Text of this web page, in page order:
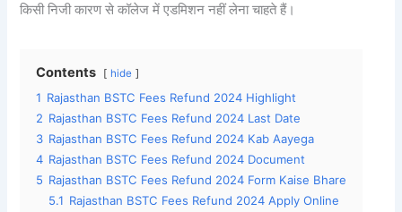
किसी निजी कारण से कॉलेज में एडमिशन नहीं लेना चाहते हैं।
Contents hide
1 Rajasthan BSTC Fees Refund 2024 Highlight
2 Rajasthan BSTC Fees Refund 2024 Last Date
3 Rajasthan BSTC Fees Refund 2024 Kab Aayega
4 Rajasthan BSTC Fees Refund 2024 Document
5 Rajasthan BSTC Fees Refund 2024 Form Kaise Bhare
5.1 Rajasthan BSTC Fees Refund 2024 Apply Online